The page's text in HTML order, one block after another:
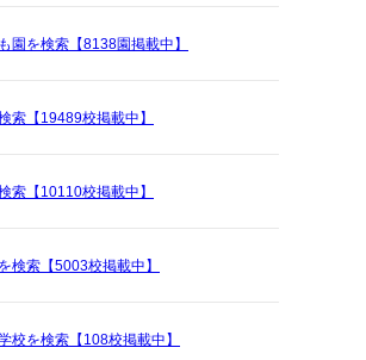
園を検索【8138園掲載中】
索【19489校掲載中】
索【10110校掲載中】
検索【5003校掲載中】
校を検索【108校掲載中】